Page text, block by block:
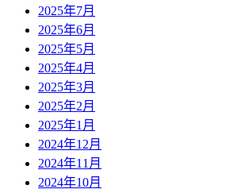
2025年7月
2025年6月
2025年5月
2025年4月
2025年3月
2025年2月
2025年1月
2024年12月
2024年11月
2024年10月